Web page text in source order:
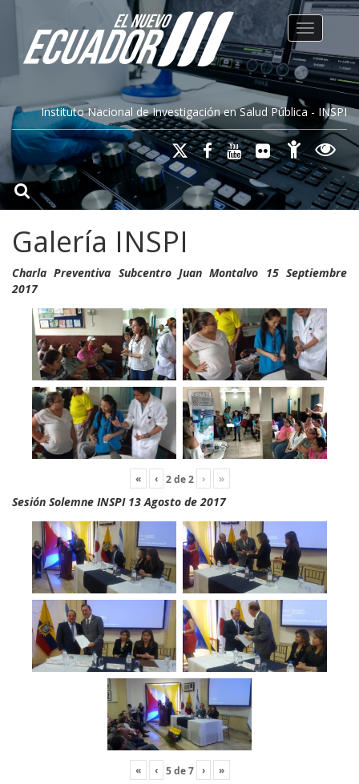
Instituto Nacional de Investigación en Salud Pública - INSPI
Toggle
Galería INSPI
Charla Preventiva Subcentro Juan Montalvo 15 Septiembre
2017
« ‹ 2de2 › »
Sesión Solemne INSPI 13 Agosto de 2017
« ‹ 5de7 › »